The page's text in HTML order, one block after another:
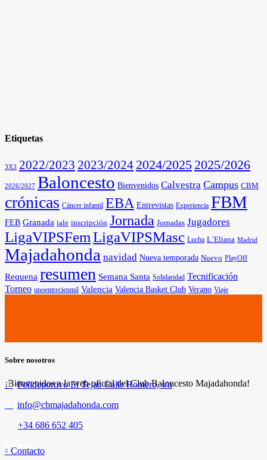
Etiquetas
3X3 2022/2023 2023/2024 2024/2025 2025/2026
2026/2027 Baloncesto Bienvenidos Calvestra Campus CBM
crónicas Cáncer infantil EBA Entrevistas Experiencia FBM
FEB Granada iale inscripción Jornada Jornadas Jugadores
LigaVIPSFemLigaVIPSMasc Lucha L`Eliana Madrid
Majadahonda navidad Nueva temporada Nuevo PlayOff
Requena resumen Semana Santa Solidaridad Tecnificación
Torneo unoentrecienmil Valencia Valencia Basket Club Verano Viaje
Sobre nosotros
¡Bienvenidos a la web oficial del Club Baloncesto Majadahonda!
Polideportivo El Tejar. Calle Romero, s/n
info@cbmajadahonda.com
+34 686 652 405
Contacto